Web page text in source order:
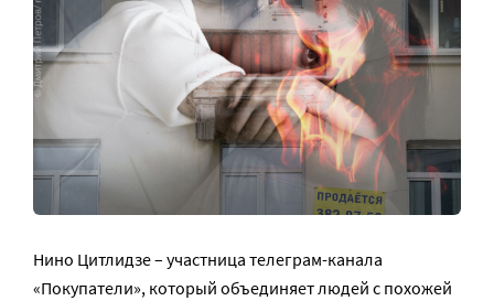
Нино Цитлидзе – участница телеграм-канала
«Покупатели», который объединяет людей с похожей